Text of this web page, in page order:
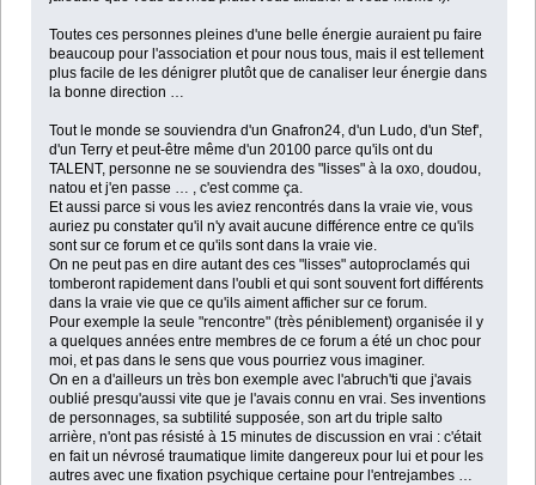
Toutes ces personnes pleines d'une belle énergie auraient pu faire
beaucoup pour l'association et pour nous tous, mais il est tellement
plus facile de les dénigrer plutôt que de canaliser leur énergie dans
la bonne direction …
Tout le monde se souviendra d'un Gnafron24, d'un Ludo, d'un Stef',
d'un Terry et peut-être même d'un 20100 parce qu'ils ont du
TALENT, personne ne se souviendra des "lisses" à la oxo, doudou,
natou et j'en passe … , c'est comme ça.
Et aussi parce si vous les aviez rencontrés dans la vraie vie, vous
auriez pu constater qu'il n'y avait aucune différence entre ce qu'ils
sont sur ce forum et ce qu'ils sont dans la vraie vie.
On ne peut pas en dire autant des ces "lisses" autoproclamés qui
tomberont rapidement dans l'oubli et qui sont souvent fort différents
dans la vraie vie que ce qu'ils aiment afficher sur ce forum.
Pour exemple la seule "rencontre" (très péniblement) organisée il y
a quelques années entre membres de ce forum a été un choc pour
moi, et pas dans le sens que vous pourriez vous imaginer.
On en a d'ailleurs un très bon exemple avec l'abruch'ti que j'avais
oublié presqu'aussi vite que je l'avais connu en vrai. Ses inventions
de personnages, sa subtilité supposée, son art du triple salto
arrière, n'ont pas résisté à 15 minutes de discussion en vrai : c'était
en fait un névrosé traumatique limite dangereux pour lui et pour les
autres avec une fixation psychique certaine pour l'entrejambes …